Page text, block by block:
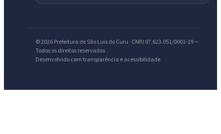
© 2026 Prefeitura de São Luis do Curu · CNPJ 07.623.051/0001-19 —
Todos os direitos reservados
Desenvolvido com transparência e acessibilidade
IntGest AI
Olá. Pergunte sobre serviços, notícias, legislação, Diário Oficial,
licitações, estrutura ou transparência do município.